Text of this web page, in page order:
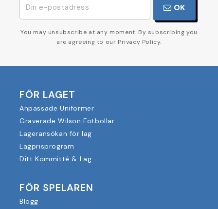
OK
You may unsubscribe at any moment. By subscribing you
are agreeing to our Privacy Policy.
FÖR LAGET
Anpassade Uniformer
Graverade Wilson Fotbollar
Lageransökan för lag
Lagprisprogram
Ditt Kommitté & Lag
FÖR SPELAREN
Blogg